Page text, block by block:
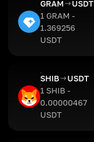
GRAM
USDT
1 GRAM -
1.369256
USDT
SHIB
USDT
1 SHIB -
0.00000467
USDT